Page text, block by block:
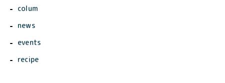
colum
news
events
recipe